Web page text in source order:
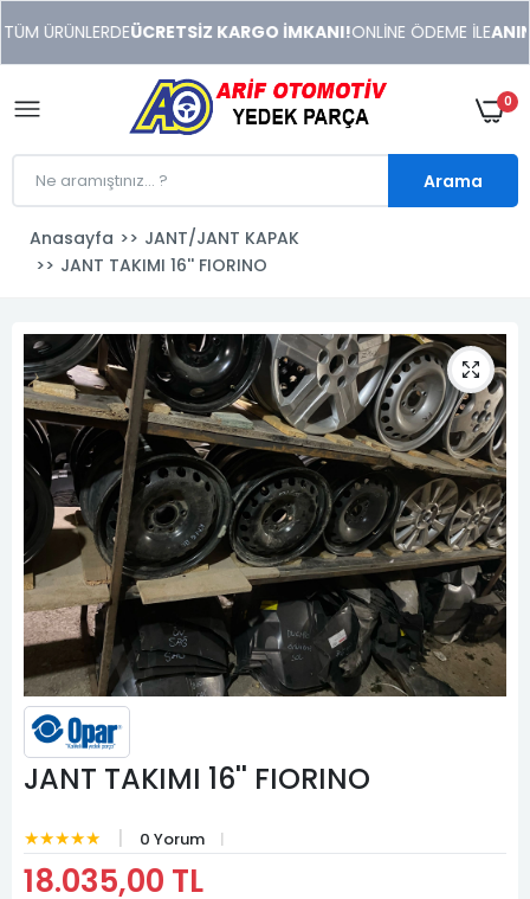
xonusu
veren
sitolar
ÜRÜNLERDEÜCRETSİZ KARGO İMKANI!ONLİNE ÖDEME İLE
0
Arama
Anasayfa
JANT/JANT KAPAK
JANT TAKIMI 16'' FIORINO
JANT TAKIMI 16'' FIORINO
★★★★★ 0 Yorum
18.035,00 TL